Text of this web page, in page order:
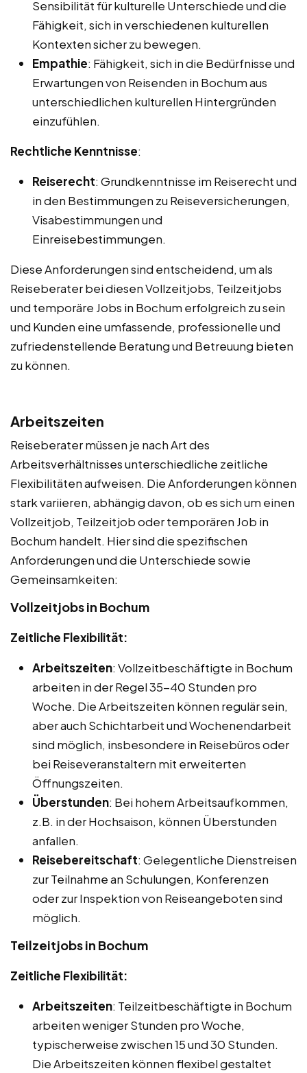
Sensibilität für kulturelle Unterschiede und die
Fähigkeit, sich in verschiedenen kulturellen
Kontexten sicher zu bewegen.
Empathie: Fähigkeit, sich in die Bedürfnisse und
Erwartungen von Reisenden in Bochum aus
unterschiedlichen kulturellen Hintergründen
einzufühlen.
Rechtliche Kenntnisse:
Reiserecht: Grundkenntnisse im Reiserecht und
in den Bestimmungen zu Reiseversicherungen,
Visabestimmungen und
Einreisebestimmungen.
Diese Anforderungen sind entscheidend, um als
Reiseberater bei diesen Vollzeitjobs, Teilzeitjobs
und temporäre Jobs in Bochum erfolgreich zu sein
und Kunden eine umfassende, professionelle und
zufriedenstellende Beratung und Betreuung bieten
zu können.
Arbeitszeiten
Reiseberater müssen je nach Art des
Arbeitsverhältnisses unterschiedliche zeitliche
Flexibilitäten aufweisen. Die Anforderungen können
stark variieren, abhängig davon, ob es sich um einen
Vollzeitjob, Teilzeitjob oder temporären Job in
Bochum handelt. Hier sind die spezifischen
Anforderungen und die Unterschiede sowie
Gemeinsamkeiten:
Vollzeitjobs in Bochum
Zeitliche Flexibilität:
Arbeitszeiten: Vollzeitbeschäftigte in Bochum
arbeiten in der Regel 35-40 Stunden pro
Woche. Die Arbeitszeiten können regulär sein,
aber auch Schichtarbeit und Wochenendarbeit
sind möglich, insbesondere in Reisebüros oder
bei Reiseveranstaltern mit erweiterten
Öffnungszeiten.
Überstunden: Bei hohem Arbeitsaufkommen,
z.B. in der Hochsaison, können Überstunden
anfallen.
Reisebereitschaft: Gelegentliche Dienstreisen
zur Teilnahme an Schulungen, Konferenzen
oder zur Inspektion von Reiseangeboten sind
möglich.
Teilzeitjobs in Bochum
Zeitliche Flexibilität:
Arbeitszeiten: Teilzeitbeschäftigte in Bochum
arbeiten weniger Stunden pro Woche,
typischerweise zwischen 15 und 30 Stunden.
Die Arbeitszeiten können flexibel gestaltet